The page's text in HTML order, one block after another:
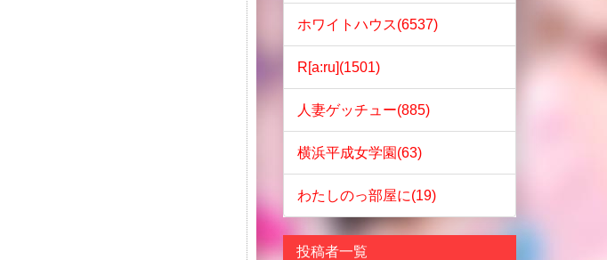
ホワイトハウス(6537)
R[a:ru](1501)
人妻ゲッチュー(885)
横浜平成女学園(63)
わたしのっ部屋に(19)
投稿者一覧